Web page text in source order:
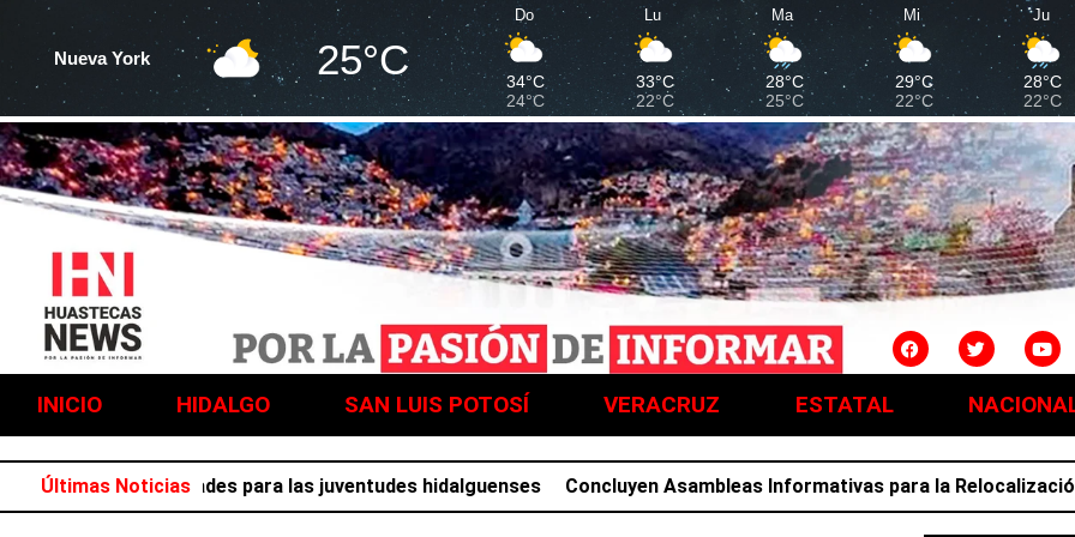
Nueva York 25°C
Do
34°C
24°C
Lu
33°C
22°C
Ma
28°C
25°C
Mi
29°C
22°C
Ju
28°C
22°C
INICIO HIDALGO SAN LUIS POTOSÍ VERACRUZ ESTATAL
Últimas Noticias
de actividades para las juventudes hidalguenses Concluyen Asambleas Informativas para la Relocalización;